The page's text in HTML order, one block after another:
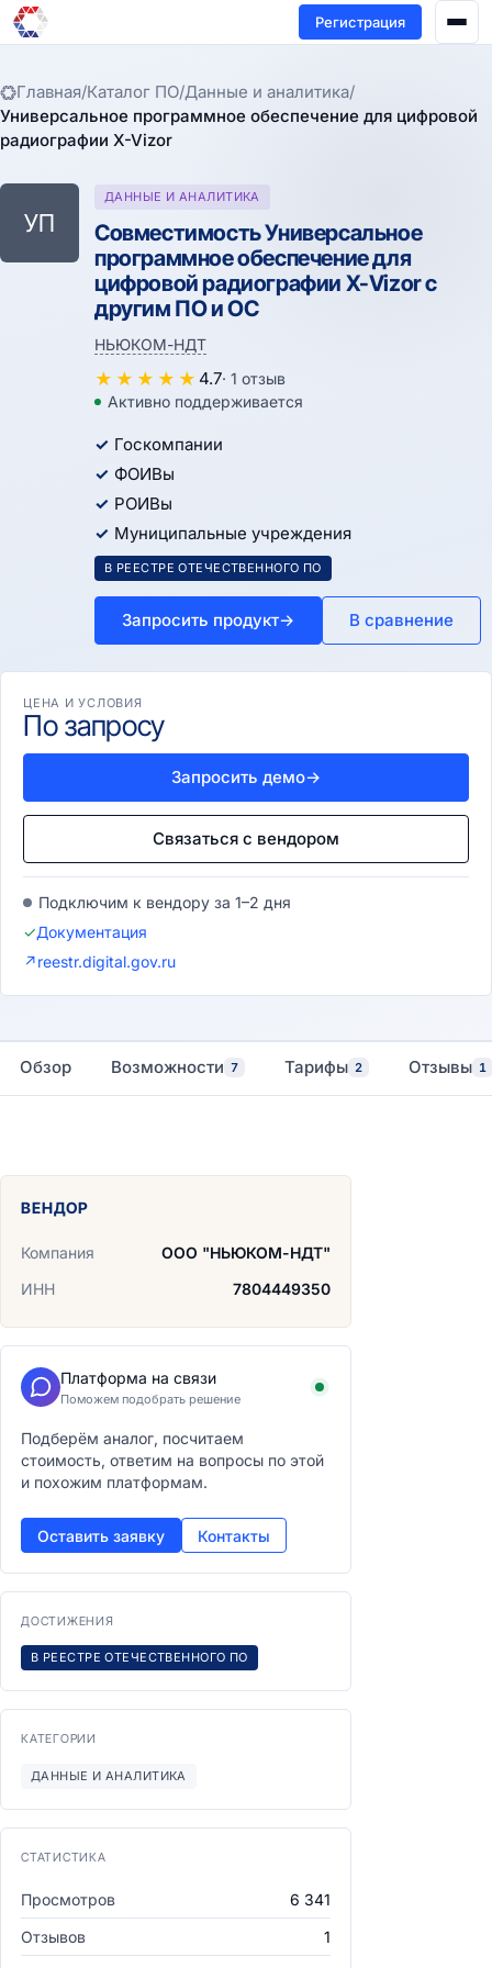
Регистрация
Главная/Каталог ПО/Данные и аналитика/
Универсальное программное обеспечение для цифровой
радиографии X-Vizor
УП
ДАННЫЕ И АНАЛИТИКА
Совместимость Универсальное
программное обеспечение для
цифровой радиографии X-Vizor с
другим ПО и ОС
НЬЮКОМ-НДТ
★ ★ ★ ★ ★ 4.7· 1 отзыв
Активно поддерживается
Госкомпании
ФОИВы
РОИВы
Муниципальные учреждения
В РЕЕСТРЕ ОТЕЧЕСТВЕННОГО ПО
Запросить продукт→ В сравнение
ЦЕНА И УСЛОВИЯ
По запросу
Запросить демо→
Связаться с вендором
Подключим к вендору за 1–2 дня
✓Документация
↗reestr.digital.gov.ru
Обзор Возможности 7 Тарифы 2 Отзывы 1
ВЕНДОР
Компания
ООО "НЬЮКОМ-НДТ"
ИНН
7804449350
Платформа на связи
Поможем подобрать решение
Подберём аналог, посчитаем
стоимость, ответим на вопросы по этой
и похожим платформам.
Оставить заявку Контакты
ДОСТИЖЕНИЯ
В РЕЕСТРЕ ОТЕЧЕСТВЕННОГО ПО
КАТЕГОРИИ
ДАННЫЕ И АНАЛИТИКА
СТАТИСТИКА
Просмотров
6 341
Отзывов
1